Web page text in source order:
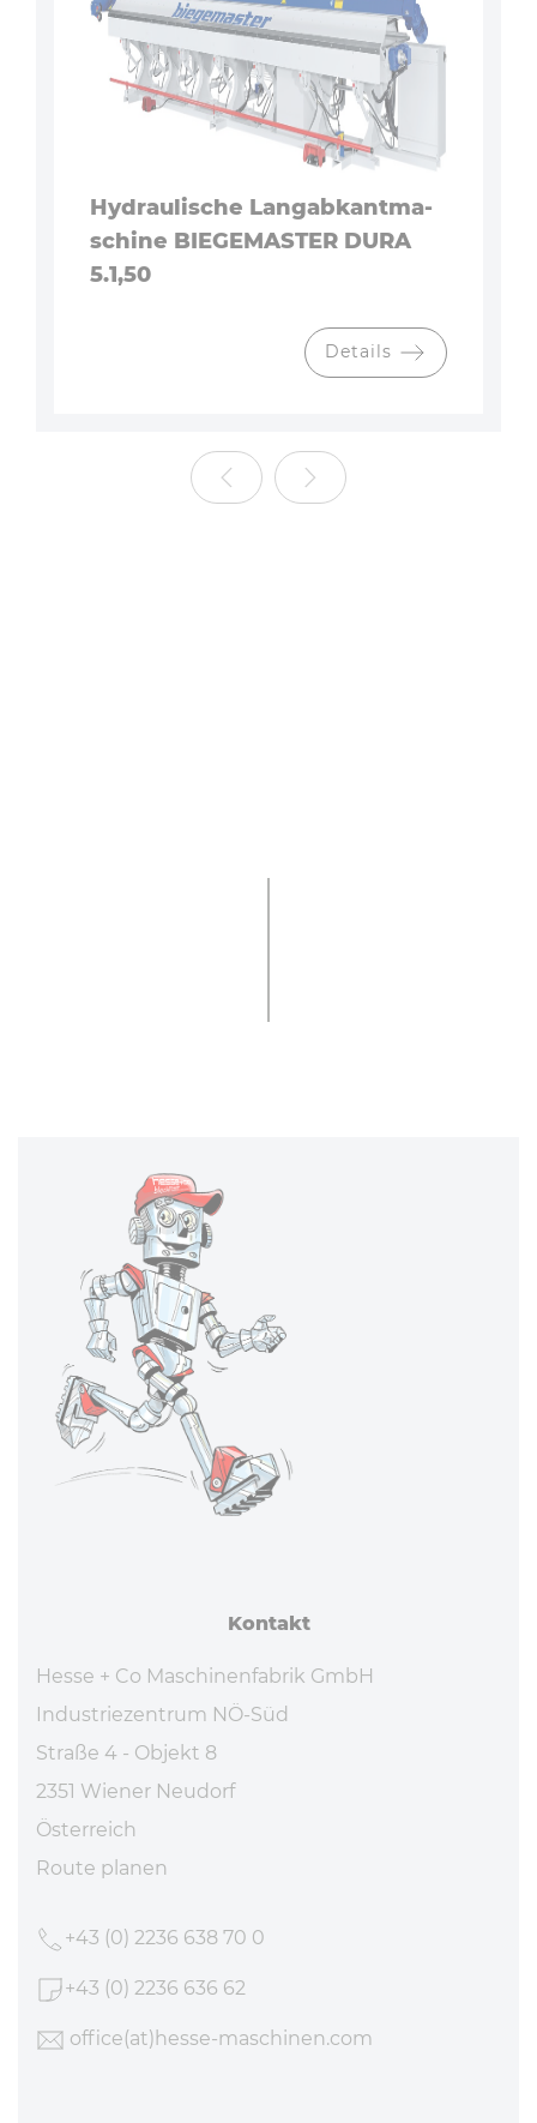
Hy­drau­li­sche Lang­ab­kant­ma­
schi­ne BIE­GE­MAS­TER DURA
5.1,50
Details
Kontakt
Hesse + Co Maschinenfabrik GmbH
Industriezentrum NÖ-Süd
Straße 4 - Objekt 8
2351 Wiener Neudorf
Österreich
Route planen
+43 (0) 2236 638 70 0
+43 (0) 2236 636 62
office(at)hesse-maschinen.com